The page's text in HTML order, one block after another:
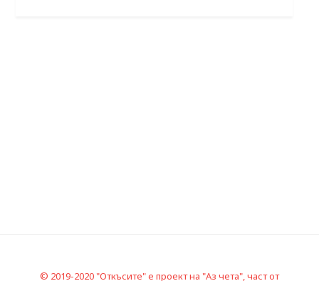
© 2019-2020 "Откъсите" е проект на "Аз чета", част от